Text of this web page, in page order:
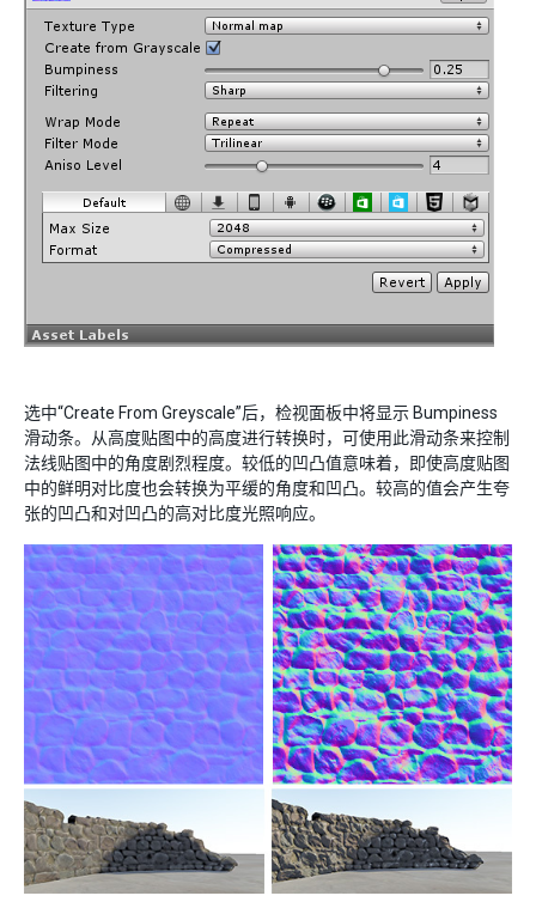
选中“Create From Greyscale”后，检视面板中将显示 Bumpiness
滑动条。从高度贴图中的高度进行转换时，可使用此滑动条来控制
法线贴图中的角度剧烈程度。较低的凹凸值意味着，即使高度贴图
中的鲜明对比度也会转换为平缓的角度和凹凸。较高的值会产生夸
张的凹凸和对凹凸的高对比度光照响应。